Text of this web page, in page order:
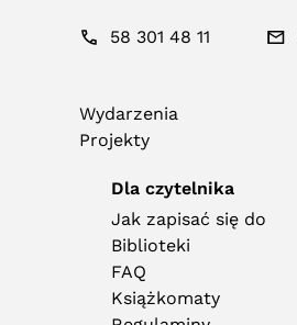
58 301 48 11
Wydarzenia
Projekty
Dla czytelnika
Jak zapisać się do
Biblioteki
FAQ
Książkomaty